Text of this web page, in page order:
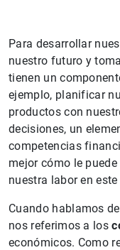
Para desarrollar
nuestro futuro y
tienen un
ejemplo, planificar
productos con
decisiones, un
competencias
mejor cómo le
nuestra labor en
Cuando hablamos
nos referimos a los
económicos. Como